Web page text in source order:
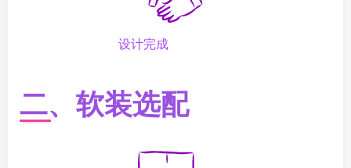
设计完成
二、软装选配